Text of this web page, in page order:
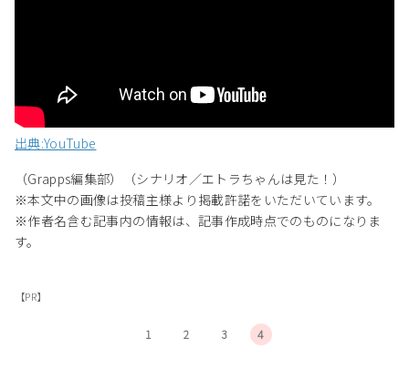
出典:YouTube
（Grapps編集部）（シナリオ／エトラちゃんは見た！）
※本文中の画像は投稿主様より掲載許諾をいただいています。
※作者名含む記事内の情報は、記事作成時点でのものになりま
す。
【PR】
1 2 3 4